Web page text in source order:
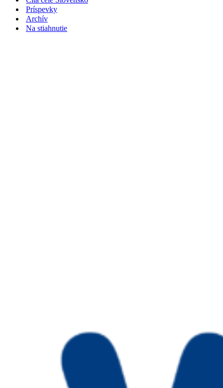
Príspevky
Archív
Na stiahnutie